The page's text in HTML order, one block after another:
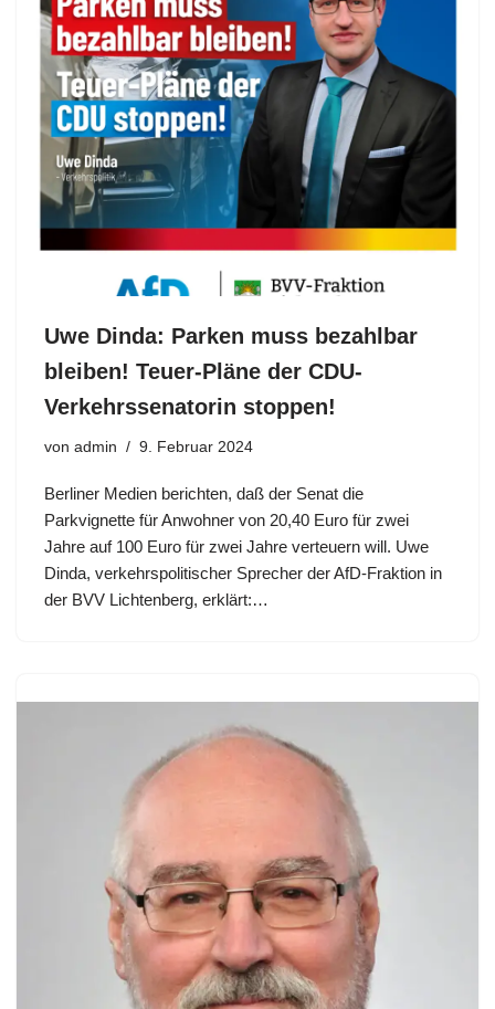
Uwe Dinda: Parken muss bezahlbar
bleiben! Teuer-Pläne der CDU-
Verkehrssenatorin stoppen!
von admin 9. Februar 2024
Berliner Medien berichten, daß der Senat die
Parkvignette für Anwohner von 20,40 Euro für zwei
Jahre auf 100 Euro für zwei Jahre verteuern will. Uwe
Dinda, verkehrspolitischer Sprecher der AfD-Fraktion in
der BVV Lichtenberg, erklärt:…